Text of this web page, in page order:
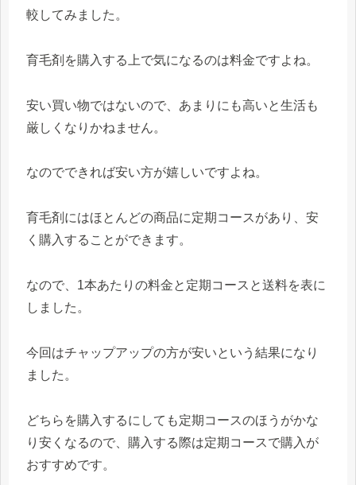
較してみました。
育毛剤を購入する上で気になるのは料金ですよね。
安い買い物ではないので、あまりにも高いと生活も
厳しくなりかねません。
なのでできれば安い方が嬉しいですよね。
育毛剤にはほとんどの商品に定期コースがあり、安
く購入することができます。
なので、1本あたりの料金と定期コースと送料を表に
しました。
今回はチャップアップの方が安いという結果になり
ました。
どちらを購入するにしても定期コースのほうがかな
り安くなるので、購入する際は定期コースで購入が
おすすめです。